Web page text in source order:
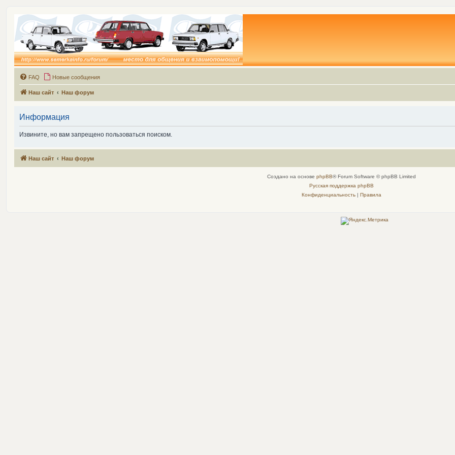
FAQ Новые сообщения
Наш сайт Наш форум
Информация
Извините, но вам запрещено пользоваться поиском.
Наш сайт Наш форум
Создано на основе phpBB® Forum Software © phpBB Limited
Русская поддержка phpBB
Конфиденциальность| Правила